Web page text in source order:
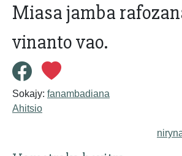
Miasa jamba
vinanto vao.
Sokajy: fanambadiana
Ahitsio